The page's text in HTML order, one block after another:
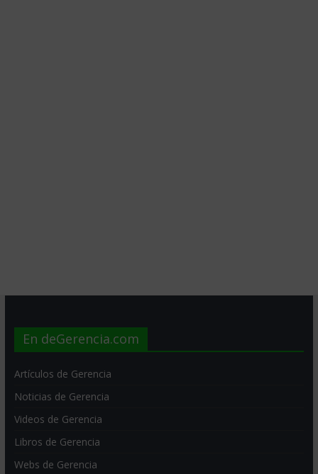
En deGerencia.com
Artículos de Gerencia
Noticias de Gerencia
Videos de Gerencia
Libros de Gerencia
Webs de Gerencia